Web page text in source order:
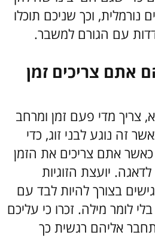
וכך שניכם תוכלו
עם הגורם למשבר.
אתם צריכים זמן
צריך מדי פעם זמן ומרחב
זה נוגע לבני זוג, כדי
אתם צריכים את הזמן
יועצת הזוגיות
בצורך להיות לבד עם
לומר מילה. זכרו כי עליכם
אליהם רגשית כך